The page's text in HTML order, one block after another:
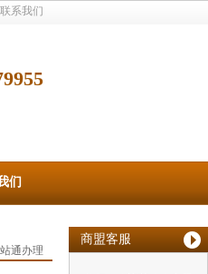
商盟客服
联系我们
们
通办理